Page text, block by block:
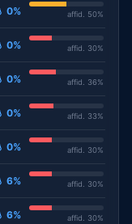
0% affid. 50%
0% affid. 30%
0% affid. 36%
0% affid. 33%
0% affid. 30%
6% affid. 30%
6% affid. 30%